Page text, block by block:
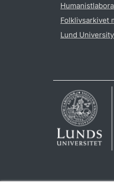
Folklivsarkivet
Lund